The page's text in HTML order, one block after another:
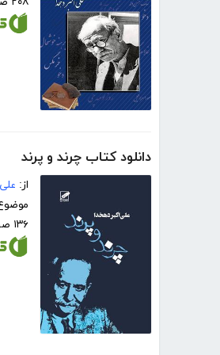
دانلود کتاب چرند و پرند
از:
۱۳۶ صفحه